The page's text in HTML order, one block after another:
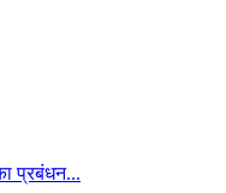
प्रबंधन...